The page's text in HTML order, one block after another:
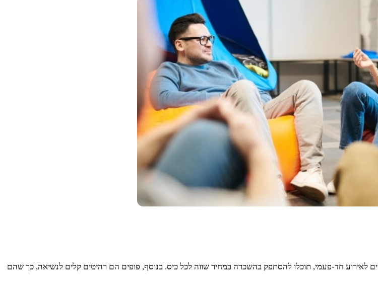
לאירוע חד-פעמי, תוכלו להסתפק בהשכרה במחיר שווה לכל כיס. בנוסף, פופים הם רהיטים קלים לנשיאה, כך שהם